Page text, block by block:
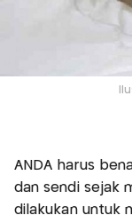
ANDA harus
dan sendi sejak
dilakukan untuk